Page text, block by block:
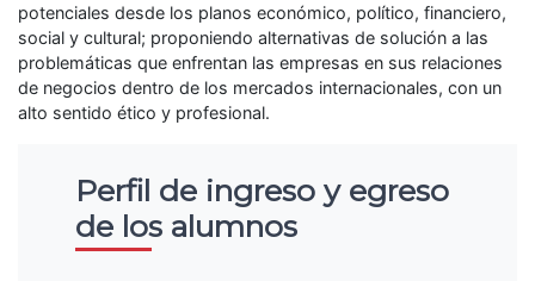
potenciales desde los planos económico, político, financiero,
social y cultural; proponiendo alternativas de solución a las
problemáticas que enfrentan las empresas en sus relaciones
de negocios dentro de los mercados internacionales, con un
alto sentido ético y profesional.
Perfil de ingreso y egreso
de los alumnos